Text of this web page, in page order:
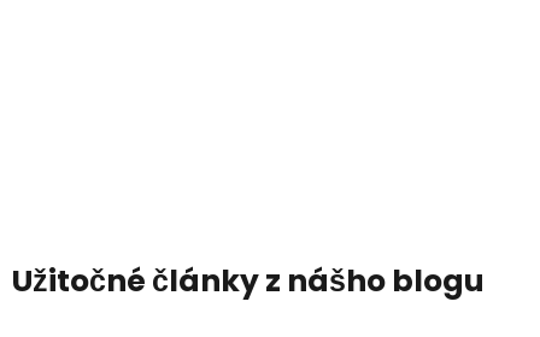
Užitočné články z nášho blogu